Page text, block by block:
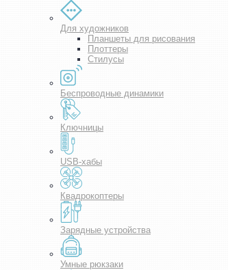
Для художников
Планшеты для рисования
Плоттеры
Стилусы
Беспроводные динамики
Ключницы
USB-хабы
Квадрокоптеры
Зарядные устройства
Умные рюкзаки